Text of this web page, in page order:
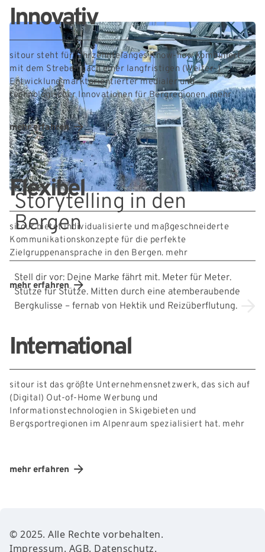
Storytelling in den
Bergen
Stell dir vor: Deine Marke fährt mit. Meter für Meter.
Stütze für Stütze. Mitten durch eine atemberaubende
Bergkulisse – fernab von Hektik und Reizüberflutung.
Innovativ
sitour steht für jahrzehntelanges Know-how kombiniert
mit dem Streben nach einer langfristigen (Weiter-)
Entwicklung marktorientierter medialer und
technologischer Innovationen für Bergregionen.mehr
mehr erfahren
Flexibel
sitour bietet individualisierte und maßgeschneiderte
Kommunikationskonzepte für die perfekte
Zielgruppenansprache in den Bergen. mehr
mehr erfahren
International
sitour ist das größte Unternehmensnetzwerk, das sich auf
(Digital) Out-of-Home Werbung und
Informationstechnologien in Skigebieten und
Bergsportregionen im Alpenraum spezialisiert hat. mehr
mehr erfahren
Footer Content
© 2025. Alle Rechte vorbehalten.
Impressum. AGB. Datenschutz.